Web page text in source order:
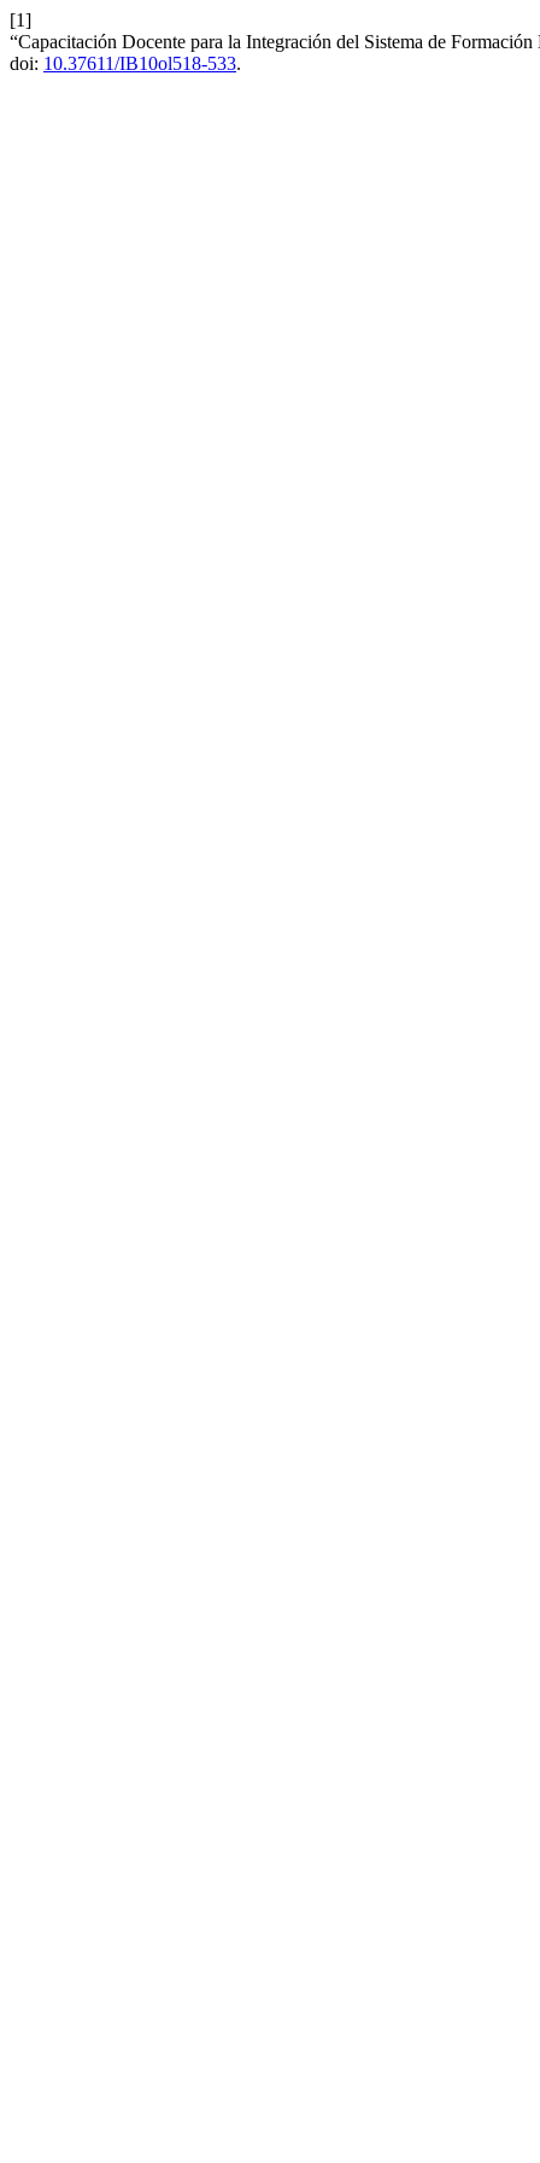
[1]
“Capacitación Docente para la Integración del Sistema de
doi: 10.37611/IB10ol518-533.